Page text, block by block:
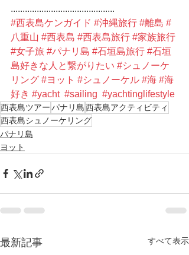
............................................
#西表島ケンガイド #沖縄旅行 #離島 #
八重山 #西表島 #西表島旅行 #家族旅行
#女子旅 #パナリ島 #石垣島旅行 #石垣
島好きな人と繋がりたい #シュノーケ
リング #ヨット #シュノーケル #海 #海
好き #yacht #sailing #yachtinglifestyle
西表島ツアーパナリ島西表島アクティビティ
西表島シュノーケリング
パナリ島
ヨット
最新記事 すべて表示